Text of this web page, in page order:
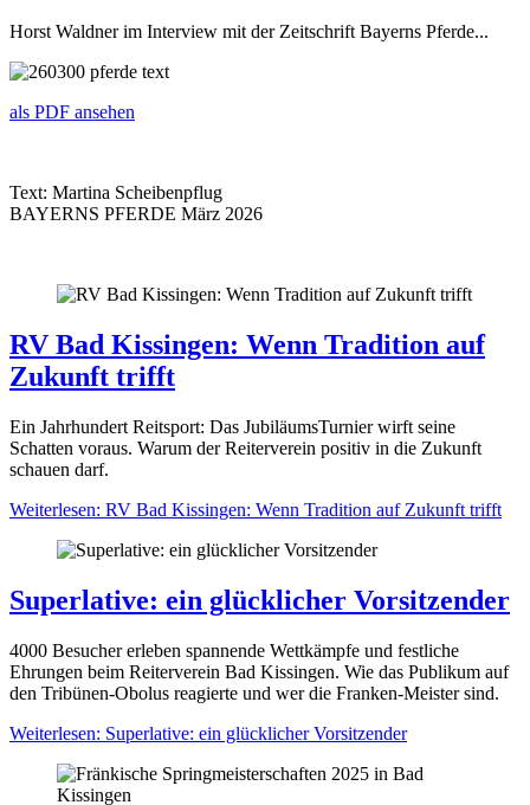
Horst Waldner im Interview mit der Zeitschrift Bayerns Pferde...
als PDF ansehen
Text: Martina Scheibenpflug
BAYERNS PFERDE März 2026
RV Bad Kissingen: Wenn Tradition auf
Zukunft trifft
Ein Jahrhundert Reitsport: Das JubiläumsTurnier wirft seine
Schatten voraus. Warum der Reiterverein positiv in die Zukunft
schauen darf.
Weiterlesen: RV Bad Kissingen: Wenn Tradition auf Zukunft trifft
Superlative: ein glücklicher Vorsitzender
4000 Besucher erleben spannende Wettkämpfe und festliche
Ehrungen beim Reiterverein Bad Kissingen. Wie das Publikum auf
den Tribünen-Obolus reagierte und wer die Franken-Meister sind.
Weiterlesen: Superlative: ein glücklicher Vorsitzender